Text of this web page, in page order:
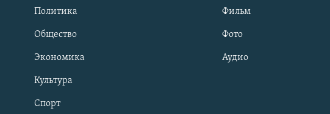
Политика
Общество
Экономика
Культура
Спорт
Фильм
Фото
Аудио